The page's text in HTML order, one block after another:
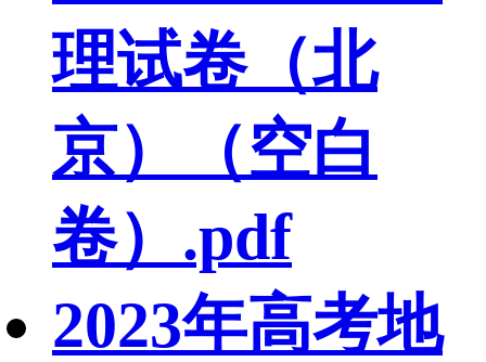
理试卷（北
京）（空白
卷）.pdf
2023年高考地